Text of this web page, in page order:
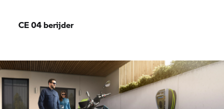
CE 04berijder